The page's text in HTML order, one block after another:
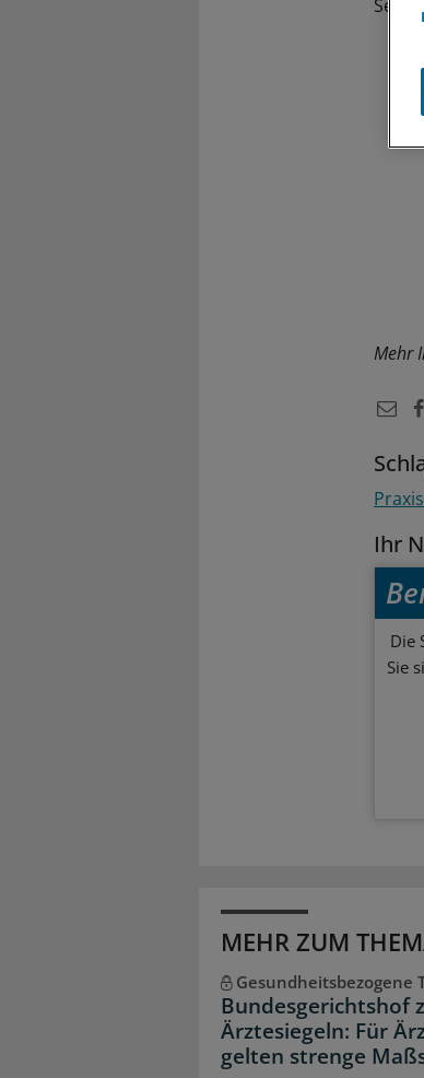
Mehr
Ihr
Die
Sie
MEHR ZUM
Gesundheitsbezogene
Bundesgerichtshof
Ärztesiegeln: Für
gelten strenge